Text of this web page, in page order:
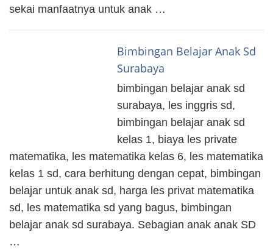
sekai manfaatnya untuk anak …
Bimbingan Belajar Anak Sd
Surabaya
bimbingan belajar anak sd
surabaya, les inggris sd,
bimbingan belajar anak sd
kelas 1, biaya les private
matematika, les matematika kelas 6, les matematika
kelas 1 sd, cara berhitung dengan cepat, bimbingan
belajar untuk anak sd, harga les privat matematika
sd, les matematika sd yang bagus, bimbingan
belajar anak sd surabaya. Sebagian anak anak SD
…